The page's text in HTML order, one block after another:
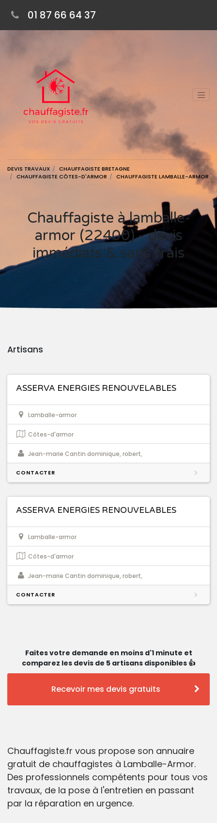
01 87 66 64 37
DEVIS TRAVAUX
CHAUFFAGISTE BRETAGNE
CHAUFFAGISTE CÔTES-D'ARMOR
CHAUFFAGISTE LAMBALLE-ARMOR
Chauffagiste à lamballe-
armor (22400) - devis
immédiats & sans frais
Artisans
ASSERVA ENERGIES RENOUVELABLES
Lamballe-armor
Côtes-d'armor
Jean-marie Cantin dominique, robert,
CONTACTER
ASSERVA ENERGIES RENOUVELABLES
Lamballe-armor
Côtes-d'armor
Jean-marie Cantin dominique, robert,
CONTACTER
Faites votre demande en moins d'1 minute et
comparez les devis de 5 artisans disponibles 👍
Recevoir mes devis gratuits
Chauffagiste.fr vous propose son annuaire
gratuit de chauffagistes à Lamballe-Armor.
Des professionnels compétents pour tous vos
travaux, de la pose à l'entretien en passant
par la réparation en urgence.